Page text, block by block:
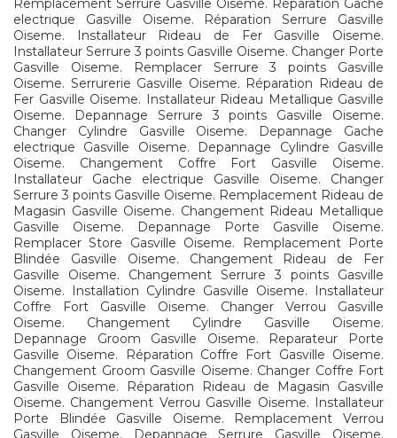
Remplacement Serrure Gasville Oiseme. Réparation Gache
electrique Gasville Oiseme. Réparation Serrure Gasville
Oiseme. Installateur Rideau de Fer Gasville Oiseme.
Installateur Serrure 3 points Gasville Oiseme. Changer Porte
Gasville Oiseme. Remplacer Serrure 3 points Gasville
Oiseme. Serrurerie Gasville Oiseme. Réparation Rideau de
Fer Gasville Oiseme. Installateur Rideau Metallique Gasville
Oiseme. Depannage Serrure 3 points Gasville Oiseme.
Changer Cylindre Gasville Oiseme. Depannage Gache
electrique Gasville Oiseme. Depannage Cylindre Gasville
Oiseme. Changement Coffre Fort Gasville Oiseme.
Installateur Gache electrique Gasville Oiseme. Changer
Serrure 3 points Gasville Oiseme. Remplacement Rideau de
Magasin Gasville Oiseme. Changement Rideau Metallique
Gasville Oiseme. Depannage Porte Gasville Oiseme.
Remplacer Store Gasville Oiseme. Remplacement Porte
Blindée Gasville Oiseme. Changement Rideau de Fer
Gasville Oiseme. Changement Serrure 3 points Gasville
Oiseme. Installation Cylindre Gasville Oiseme. Installateur
Coffre Fort Gasville Oiseme. Changer Verrou Gasville
Oiseme. Changement Cylindre Gasville Oiseme.
Depannage Groom Gasville Oiseme. Reparateur Porte
Gasville Oiseme. Réparation Coffre Fort Gasville Oiseme.
Changement Groom Gasville Oiseme. Changer Coffre Fort
Gasville Oiseme. Réparation Rideau de Magasin Gasville
Oiseme. Changement Verrou Gasville Oiseme. Installateur
Porte Blindée Gasville Oiseme. Remplacement Verrou
Gasville Oiseme. Depannage Serrure Gasville Oiseme.